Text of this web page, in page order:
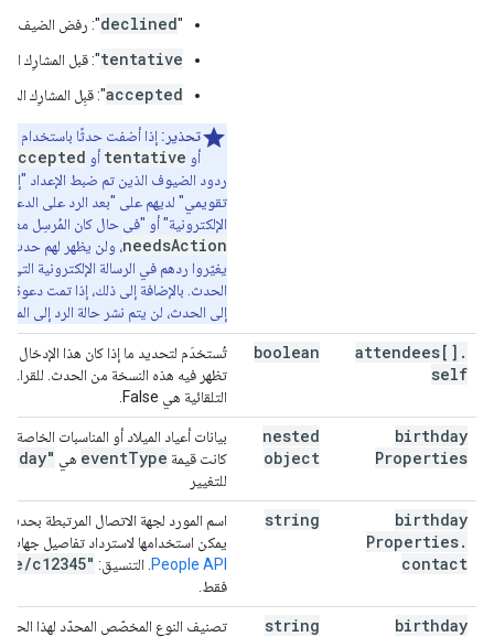
"iconLink": string
"width": integer
"display": string
( key) : string
} ,
"anyoneCanAddSelf":
"guestsCanInviteOthers"
"guestsCanModify":
"guestsCanSeeOtherGuests"
"privateCopy": boolean
"locked": boolean,
"reminders":
"useDefault": boolean,
"overrides" : [
"method" : string
,
"minutes" : integer
]
},
"source" :
"url": string,
string
},
"workingLocationProperties":
"
declined": رفض الضيف
tentative": قبل المشارِك
accepted": قبِل المشارِك
تحذير: إذا أضفت حدثًا باستخدام
أو tentative أو accepted
ردود الضيوف الذين تم ضبط الإعداد
تقويمي" لديهم على "بعد الرد على الدعوة
الإلكترونية" أو "في حال كان المُرسِل
needsAction، ولن يظهر لهم حدث
يغيّروا ردهم في الرسالة الإلكترونية
إلى الحدث، لن يتم نشر حالة الرد إلى
attendees[] .
self
boolean
تُستخدَم لتحديد ما إذا كان هذا الإدخال
تظهر فيه هذه النسخة من الحدث. للقراءة
التلقائية هي False.
birthday
Properties
nested
object
بيانات أعياد الميلاد أو المناسبات الخاصة
كانت قيمة
eventType هي
للتغيير
birthday
Properties.
contact
string
اسم المورد لجهة الاتصال المرتبطة بحدث
يمكن استخدامها لاسترداد تفاصيل جهات
People API . التنسيق: /c12345"
فقط.
birthday
string تصنيف النوع المخصّص المحدّد لهذا